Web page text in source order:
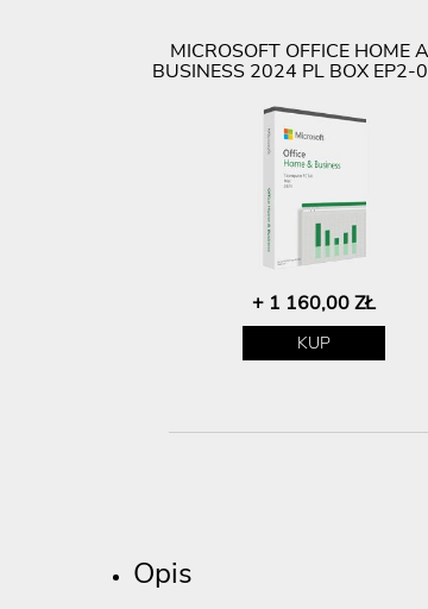
MICROSOFT OFFICE HOME
BUSINESS 2024 PL BOX EP2-
+ 1 160,00 ZŁ
KUP
Opis